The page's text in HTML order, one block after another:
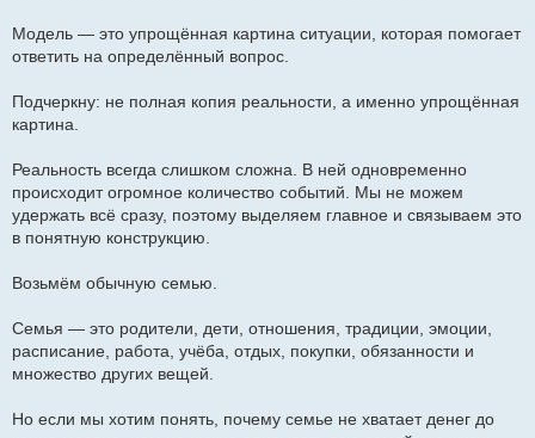
Модель — это упрощённая картина ситуации, которая помогает
ответить на определённый вопрос.
Подчеркну: не полная копия реальности, а именно упрощённая
картина.
Реальность всегда слишком сложна. В ней одновременно
происходит огромное количество событий. Мы не можем
удержать всё сразу, поэтому выделяем главное и связываем это
в понятную конструкцию.
Возьмём обычную семью.
Семья — это родители, дети, отношения, традиции, эмоции,
расписание, работа, учёба, отдых, покупки, обязанности и
множество других вещей.
Но если мы хотим понять, почему семье не хватает денег до